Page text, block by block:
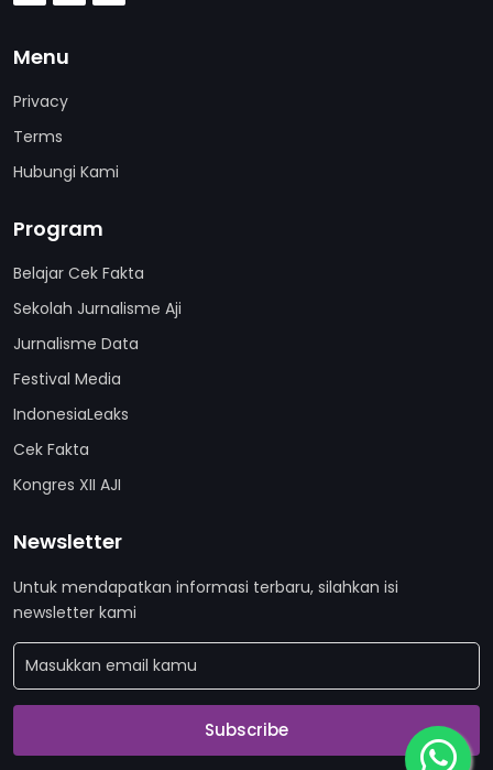
Menu
Privacy
Terms
Hubungi Kami
Program
Belajar Cek Fakta
Sekolah Jurnalisme Aji
Jurnalisme Data
Festival Media
IndonesiaLeaks
Cek Fakta
Kongres XII AJI
Newsletter
Untuk mendapatkan informasi terbaru, silahkan isi
newsletter kami
Subscribe